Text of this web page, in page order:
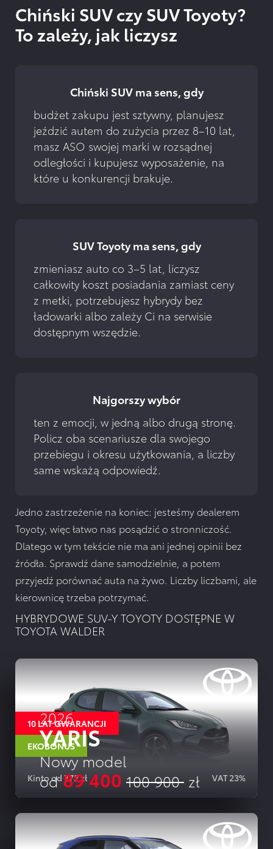
Chiński SUV czy SUV Toyoty?
To zależy, jak liczysz
Chiński SUV ma sens, gdy
budżet zakupu jest sztywny, planujesz
jeździć autem do zużycia przez 8–10 lat,
masz ASO swojej marki w rozsądnej
odległości i kupujesz wyposażenie, na
które u konkurencji brakuje.
SUV Toyoty ma sens, gdy
zmieniasz auto co 3–5 lat, liczysz
całkowity koszt posiadania zamiast ceny
z metki, potrzebujesz hybrydy bez
ładowarki albo zależy Ci na serwisie
dostępnym wszędzie.
Najgorszy wybór
ten z emocji, w jedną albo drugą stronę.
Policz oba scenariusze dla swojego
przebiegu i okresu użytkowania, a liczby
same wskażą odpowiedź.
Jedno zastrzeżenie na koniec: jesteśmy dealerem
Toyoty, więc łatwo nas posądzić o stronniczość.
Dlatego w tym tekście nie ma ani jednej opinii bez
źródła. Sprawdź dane samodzielnie, a potem
przyjedź porównać auta na żywo. Liczby liczbami, ale
kierownicę trzeba potrzymać.
HYBRYDOWE SUV-Y TOYOTY DOSTĘPNE W
TOYOTA WALDER
10 LAT GWARANCJI
EKOBONUS
2026
YARIS
Nowy model
od89 400 100 900 zł
SZCZEGOLY OFERTY
Kinto od 772 zł VAT 23%